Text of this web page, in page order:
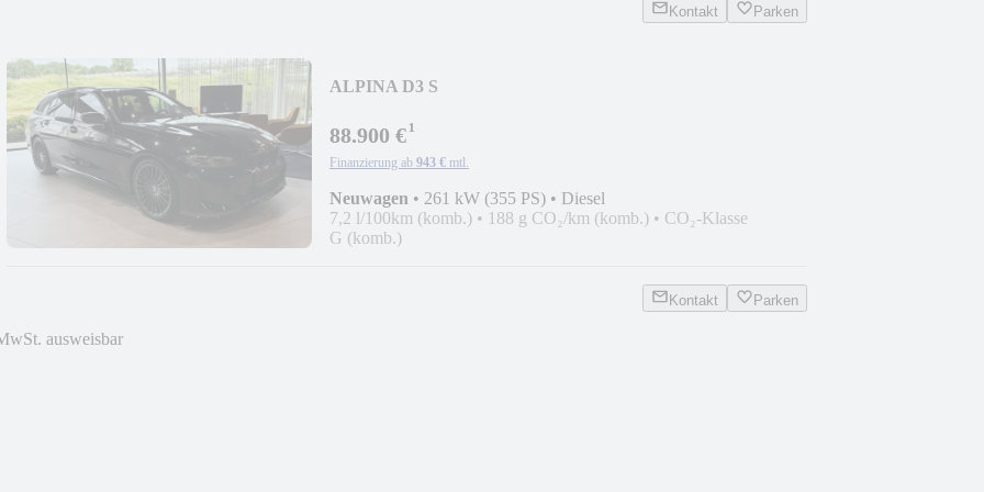
Kontakt Parken
ALPINA D3 S
88.900 €¹
Finanzierung ab 943 € mtl.
Neuwagen • 261 kW (355 PS) • Diesel
7,2 l/100km (komb.) • 188 g CO₂/km (komb.) • CO₂-Klasse
G (komb.)
Kontakt Parken
ausweisbar